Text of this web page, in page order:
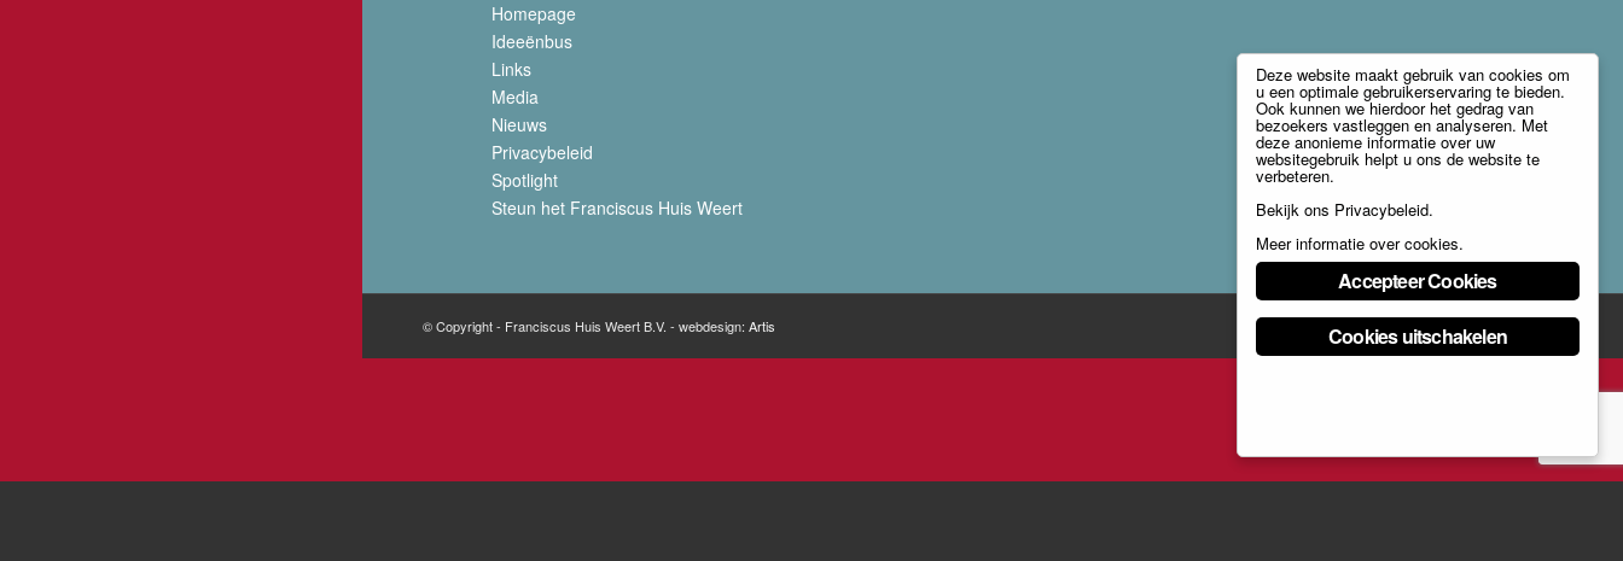
Homepage
Ideeënbus
Links
Media
Nieuws
Privacybeleid
Spotlight
Steun het Franciscus Huis Weert
© Copyright - Franciscus Huis Weert B.V. - webdesign: Artis
Deze website maakt gebruik van cookies om
u een optimale gebruikerservaring te bieden.
Ook kunnen we hierdoor het gedrag van
bezoekers vastleggen en analyseren. Met
deze anonieme informatie over uw
websitegebruik helpt u ons de website te
verbeteren.
Bekijk ons Privacybeleid.
Meer informatie over cookies.
Accepteer Cookies
Cookies uitschakelen